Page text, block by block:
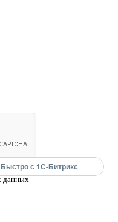
данных
Быстро с 1С-Битрикс